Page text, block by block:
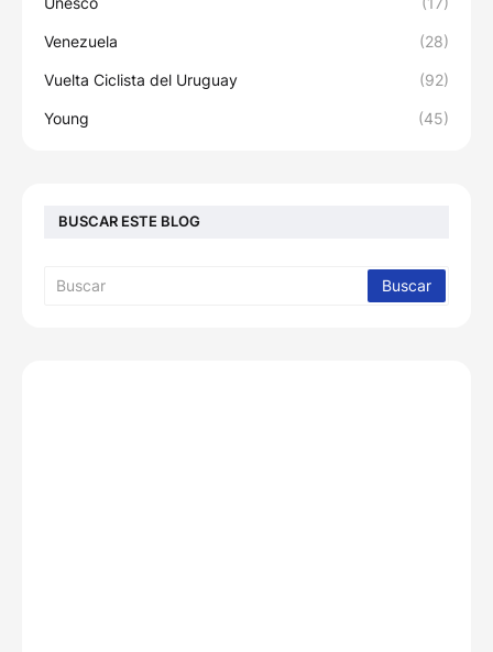
Venezuela (28)
Vuelta Ciclista del Uruguay (92)
Young (45)
BUSCAR ESTE BLOG